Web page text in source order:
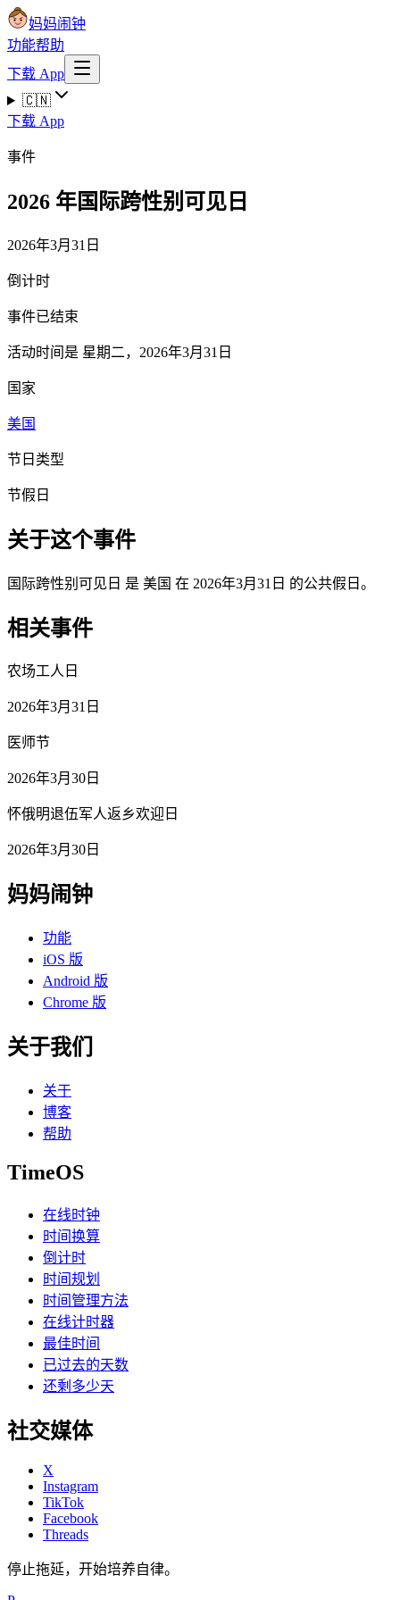
妈妈闹钟
功能帮助
下载 App
🇨🇳
下载 App
事件
2026 年国际跨性别可见日
2026年3月31日
倒计时
事件已结束
活动时间是 星期二，2026年3月31日
国家
美国
节日类型
节假日
关于这个事件
国际跨性别可见日 是 美国 在 2026年3月31日 的公共假日。
相关事件
农场工人日
2026年3月31日
医师节
2026年3月30日
怀俄明退伍军人返乡欢迎日
2026年3月30日
妈妈闹钟
功能
iOS 版
Android 版
Chrome 版
关于我们
关于
博客
帮助
TimeOS
在线时钟
时间换算
倒计时
时间规划
时间管理方法
在线计时器
最佳时间
已过去的天数
还剩多少天
社交媒体
X
Instagram
TikTok
Facebook
Threads
停止拖延，开始培养自律。